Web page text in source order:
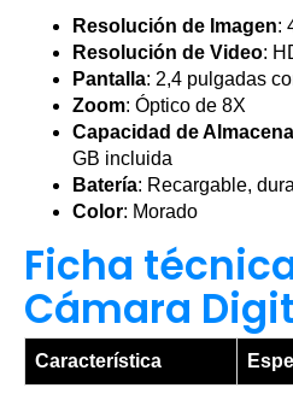
Resolución de Imagen:
Resolución de Video:
Pantalla: 2,4 pulgadas
Zoom: Óptico de 8X
Capacidad de
GB incluida
Batería: Recargable,
Color: Morado
Ficha
Cámara
Característica